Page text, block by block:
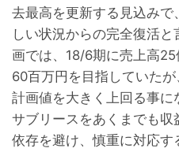
去最高を更新する見込み
しい状況からの完全復活
画では、18/6期に売上高
60百万円を目指していた
計画値を大きく上回る事
サブリースをあくまでも
依存を避け、慎重に対応